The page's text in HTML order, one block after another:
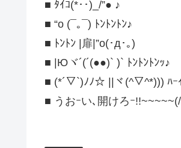
■ ﾀｲｺ(*･･)_/”● ♪
■ “o (¯｡¯) ﾄﾝﾄﾝﾄﾝ♪
■ ﾄﾝﾄﾝ |扉|”o(･д･｡)
■ |Юヾ´(´(●●)` )` ﾄﾝﾄﾝﾄﾝｯ♪
■ (*´▽`)ﾉﾉ☆ ||ヾ(^▽^*))) ﾊｰ
■ うおｰい､開けろｰ